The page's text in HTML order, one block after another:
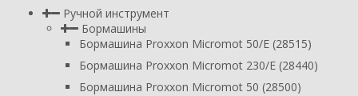
Ручной инструмент
Бормашины
Бормашина Proxxon Micromot 50/E (28515)
Бормашина Proxxon Micromot 230/E (28440)
Бормашина Proxxon Micromot 50 (28500)